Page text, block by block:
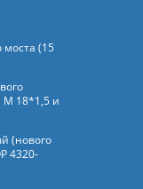
моста (15
М 18*1,5 и
(нового
4320-